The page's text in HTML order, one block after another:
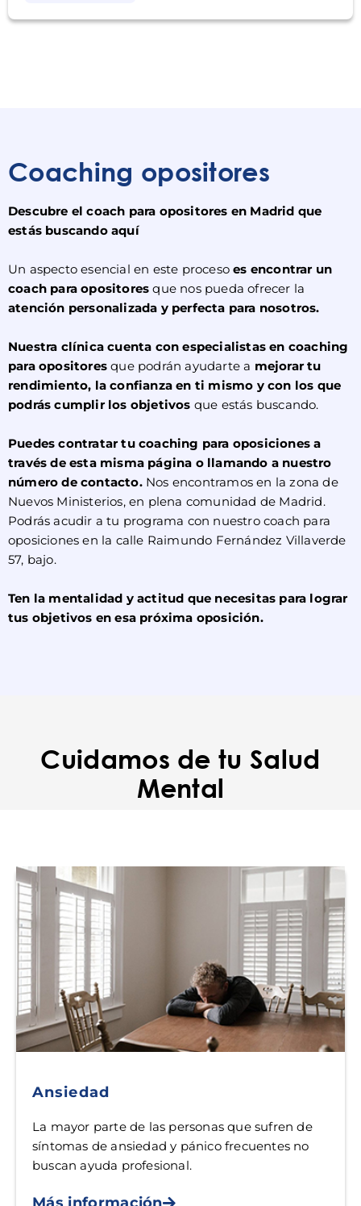
Coaching opositores
Descubre el coach para opositores en Madrid que
estás buscando aquí
Un aspecto esencial en este procesoes encontrar un
coach para opositores que nos pueda ofrecer la
atención personalizada y perfecta para nosotros.
Nuestra clínica cuenta con especialistas en coaching
para opositores que podrán ayudarte a mejorar tu
rendimiento, la confianza en ti mismo y con los que
podrás cumplir los objetivos que estás buscando.
Puedes contratar tu coaching para oposiciones a
través de esta misma página o llamando a nuestro
número de contacto.Nos encontramos en la zona de
Nuevos Ministerios, en plena comunidad de Madrid.
Podrás acudir a tu programa con nuestro coach para
oposiciones en la calle Raimundo Fernández Villaverde
57, bajo.
Ten la mentalidad y actitud que necesitas para lograr
tus objetivos en esa próxima oposición.
Cuidamos de tu Salud
Mental
Ansiedad
La mayor parte de las personas que sufren de
síntomas de ansiedad y pánico frecuentes no
buscan ayuda profesional.